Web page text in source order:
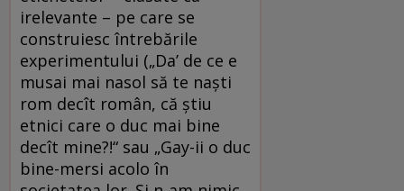
irelevante – pe care se
construiesc întrebările
experimentului („Da’ de ce e
musai mai nasol să te naști
rom decît român, că știu
etnici care o duc mai bine
decît mine?!“ sau „Gay-ii o duc
bine-mersi acolo în